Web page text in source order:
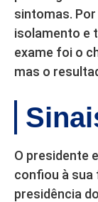
sintomas.
isolamento e
exame foi o
mas o
O presidente
confiou à sua
presidência